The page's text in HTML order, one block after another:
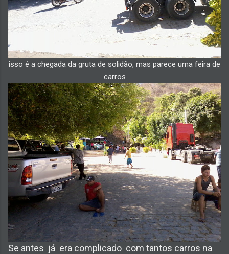
isso é a chegada da gruta de solidão, mas parece uma feira de
carros
Se antes já era complicado com tantos carros na